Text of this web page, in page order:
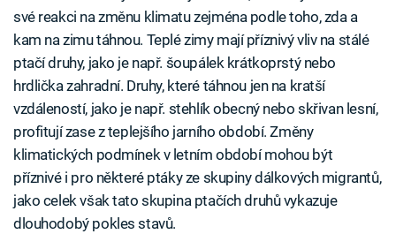
své reakci na změnu klimatu zejména podle toho, zda a
kam na zimu táhnou. Teplé zimy mají příznivý vliv na stálé
ptačí druhy, jako je např. šoupálek krátkoprstý nebo
hrdlička zahradní. Druhy, které táhnou jen na kratší
vzdáleností, jako je např. stehlík obecný nebo skřivan lesní,
profitují zase z teplejšího jarního období. Změny
klimatických podmínek v letním období mohou být
příznivé i pro některé ptáky ze skupiny dálkových migrantů,
jako celek však tato skupina ptačích druhů vykazuje
dlouhodobý pokles stavů.